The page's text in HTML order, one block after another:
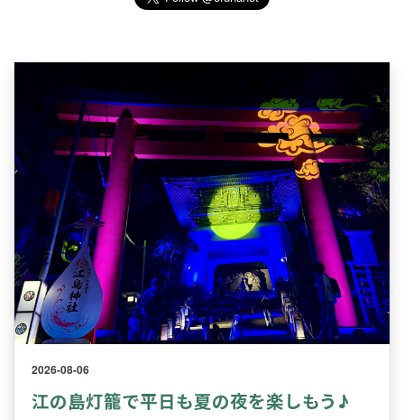
2026-08-06
江の島灯籠で平日も夏の夜を楽しもう♪